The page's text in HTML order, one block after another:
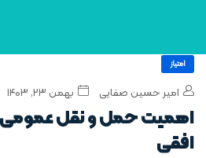
امتیاز
امیر حسین صفایی بهمن ۲۳, ۱۴۰۳
اهمیت حمل‌ و نقل عمومی
افقی